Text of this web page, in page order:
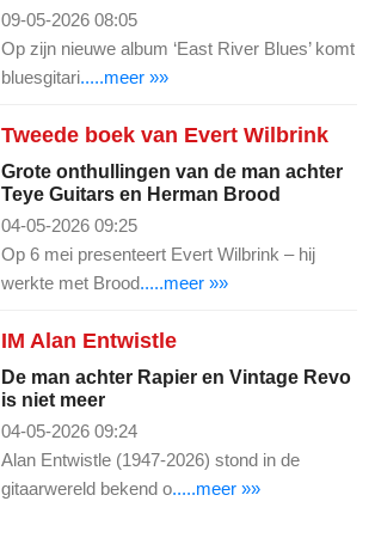
09-05-2026 08:05
Op zijn nieuwe album ‘East River Blues’ komt
bluesgitari.....meer »»
Tweede boek van Evert Wilbrink
Grote onthullingen van de man achter
Teye Guitars en Herman Brood
04-05-2026 09:25
Op 6 mei presenteert Evert Wilbrink – hij
werkte met Brood.....meer »»
IM Alan Entwistle
De man achter Rapier en Vintage Revo
is niet meer
04-05-2026 09:24
Alan Entwistle (1947-2026) stond in de
gitaarwereld bekend o.....meer »»